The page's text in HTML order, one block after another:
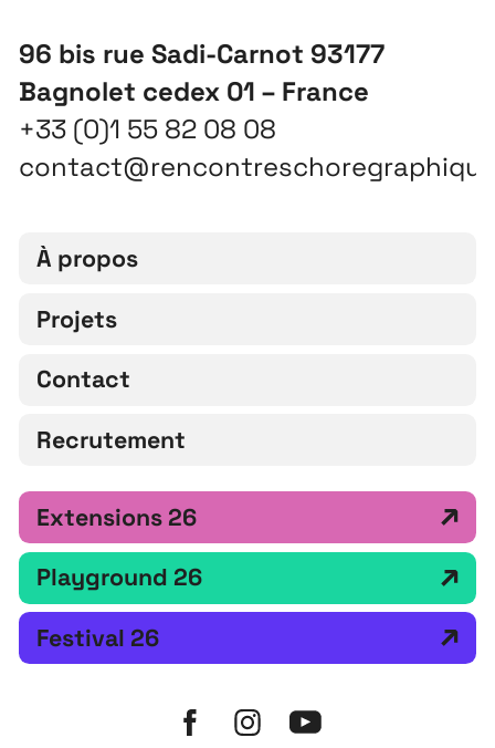
96 bis rue Sadi-Carnot 93177
Bagnolet cedex 01 – France
+33 (0)1 55 82 08 08
À propos
Projets
Contact
Recrutement
Extensions 26
Playground 26
Festival 26